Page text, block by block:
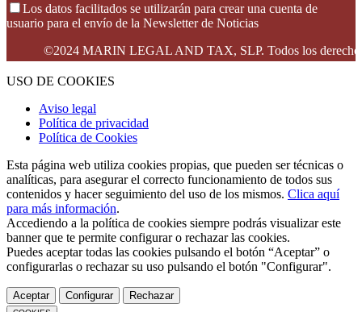
Los datos facilitados se utilizarán para crear una cuenta de
usuario para el envío de la Newsletter de Noticias
©2024 MARIN LEGAL AND TAX, SLP. Todos los derechos
USO DE COOKIES
Aviso legal
Política de privacidad
Política de Cookies
Esta página web utiliza cookies propias, que pueden ser técnicas o
analíticas, para asegurar el correcto funcionamiento de todos sus
contenidos y hacer seguimiento del uso de los mismos. Clica aquí
para más información.
Accediendo a la política de cookies siempre podrás visualizar este
banner que te permite configurar o rechazar las cookies.
Puedes aceptar todas las cookies pulsando el botón “Aceptar” o
configurarlas o rechazar su uso pulsando el botón "Configurar".
Aceptar Configurar Rechazar